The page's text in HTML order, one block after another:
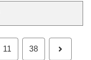
11 38 次